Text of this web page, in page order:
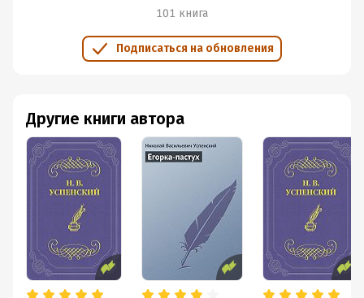
101 книга
Подписаться на обновления
Другие книги автора